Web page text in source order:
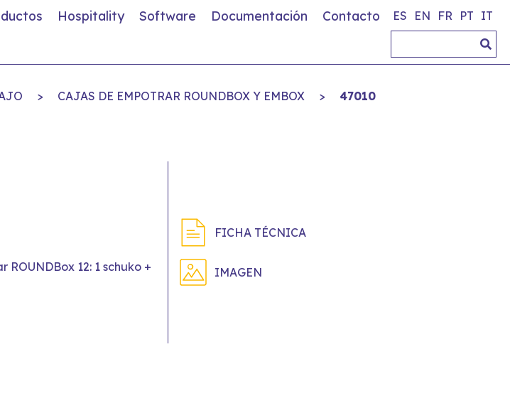
Hospitality Software Documentación Contacto ES EN FR PT IT
> CAJAS DE EMPOTRAR ROUNDBOX Y EMBOX > 47010
ROUNDBox 12: 1 schuko +
FICHA TÉCNICA
IMAGEN